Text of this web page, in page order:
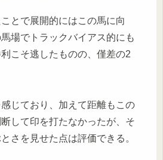
とで展開的にはこの馬に向
場でトラックバイアス的にも
こそ逃したものの、僅差の2
じており、加えて距離もこの
して印を打たなかったが、そ
さを見せた点は評価できる。